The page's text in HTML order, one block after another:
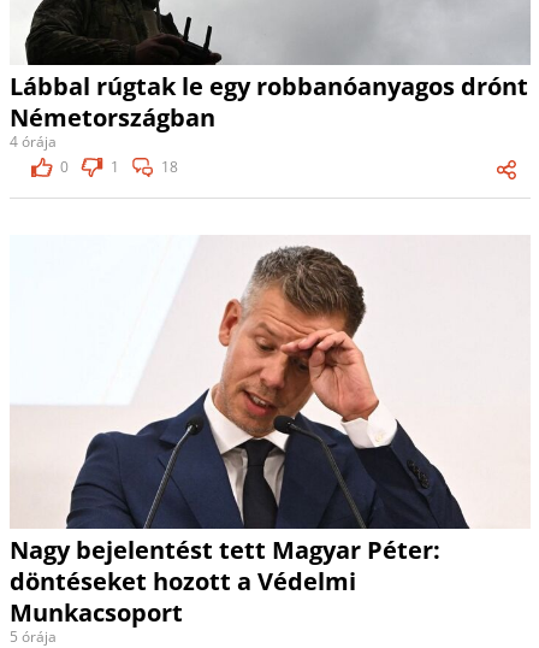
Lábbal rúgtak le egy robbanóanyagos drónt
Németországban
4 órája
0
1 18
Nagy bejelentést tett Magyar Péter:
döntéseket hozott a Védelmi
Munkacsoport
5 órája